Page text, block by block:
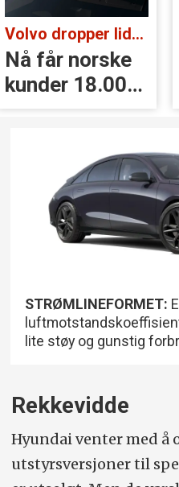
Volvo dropper lidar for godt:
Nå får norske
kunder 18.000
kr i erstatning
STRØMLINEFORMET:
lite støy og gunstig
Rekkevidde
Hyundai venter med å
utstyrsversjoner til